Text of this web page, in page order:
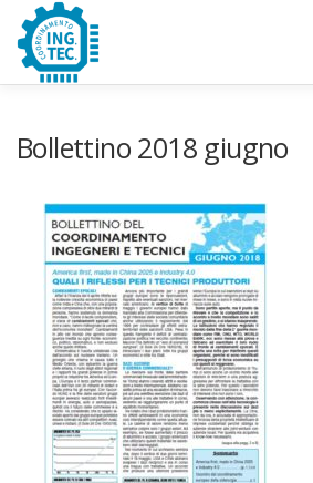
Passa
contenuto
CONTATTACI
Bollettino 2018 giugno